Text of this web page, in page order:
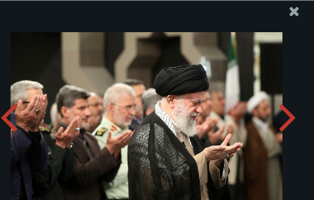
پایگاه اطلاع رسانی دفتر مقام معظم رهبری
ارسال نامه
وجوهات
ویژه برنامه هفته دفاع مقدس دریافت آلبوم:zip